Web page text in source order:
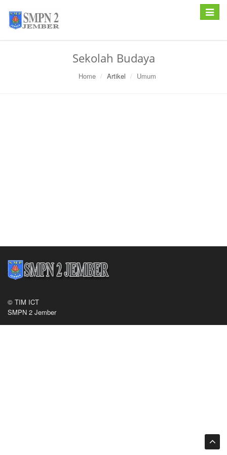
Toggle
Sekolah Budaya
Home Artikel Umum
© TIM ICT
SMPN 2 Jember